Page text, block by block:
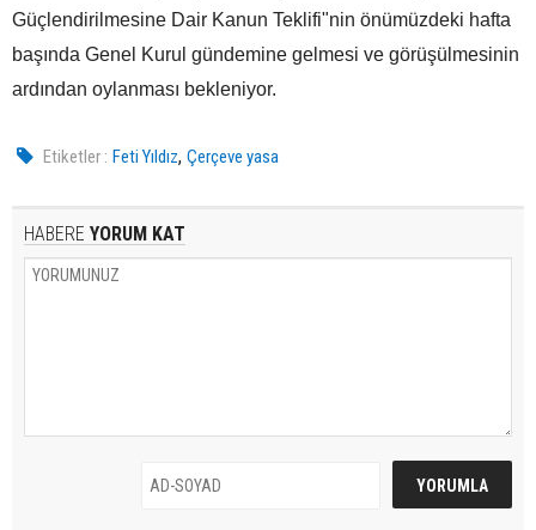
Güçlendirilmesine Dair Kanun Teklifi"nin önümüzdeki hafta
başında Genel Kurul gündemine gelmesi ve görüşülmesinin
ardından oylanması bekleniyor.
Etiketler : Feti Yıldız,Çerçeve yasa
HABERE YORUM KAT